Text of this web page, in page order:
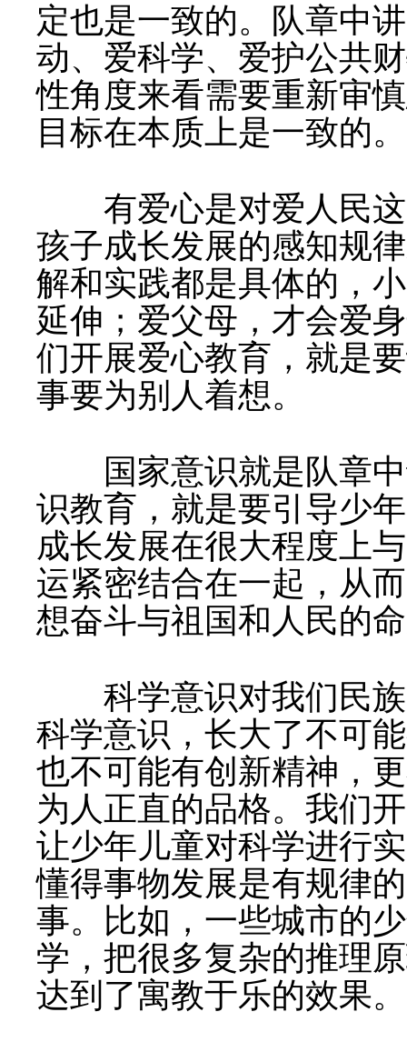
定也是一致的。队章中讲
动、爱科学、爱护公共
性角度来看需要重新审
目标在本质上是一致的。
有爱心是对爱人民这
孩子成长发展的感知规
解和实践都是具体的，
延伸；爱父母，才会爱
们开展爱心教育，就是
事要为别人着想。
国家意识就是队章中
识教育，就是要引导少
成长发展在很大程度上
运紧密结合在一起，从
想奋斗与祖国和人民的
科学意识对我们民族
科学意识，长大了不可
也不可能有创新精神，
为人正直的品格。我们
让少年儿童对科学进行
懂得事物发展是有规律
事。比如，一些城市的
学，把很多复杂的推理
达到了寓教于乐的效果。